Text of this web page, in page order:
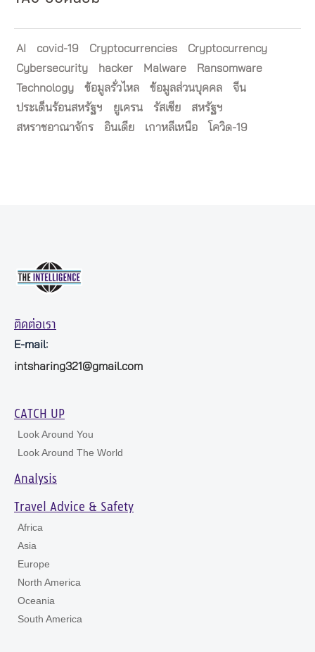
AI covid-19 Cryptocurrencies
Cryptocurrency
Cybersecurity
hacker Malware
Ransomware
Technology
ข้อมูลรั่วไหล ข้อมูลส่วนบุคคล
จีน
ประเด็นร้อนสหรัฐฯ
ยูเครน รัสเซีย
สหรัฐฯ
สหราชอาณาจักร
อินเดีย เกาหลีเหนือ โควิด-19
ติดต่อเรา
E-mail:
intsharing321@gmail.com
CATCH UP
Look Around You
Look Around The World
Analysis
Travel Advice & Safety
Africa
Asia
Europe
North America
Oceania
South America